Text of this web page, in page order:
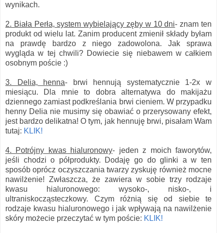
wynikach.
2. Biała Perła, system wybielający zęby w 10 dni- znam ten
produkt od wielu lat. Zanim producent zmienił składy byłam
na prawdę bardzo z niego zadowolona. Jak sprawa
wygląda w tej chwili? Dowiecie się niebawem w całkiem
osobnym poście :)
3. Delia, henna- brwi hennują systematycznie 1-2x w
miesiącu. Dla mnie to dobra alternatywa do makijażu
dziennego zamiast podkreślania brwi cieniem. W przypadku
henny Delia nie musimy się obawiać o przerysowany efekt,
jest bardzo delikatna! O tym, jak hennuję brwi, pisałam Wam
tutaj: KLIK!
4. Potrójny kwas hialuronowy- jeden z moich faworytów,
jeśli chodzi o półprodukty. Dodaję go do glinki a w ten
sposób oprócz oczyszczania twarzy zyskuję również mocne
nawilżenie! Zwłaszcza, że zawiera w sobie trzy rodzaje
kwasu hialuronowego: wysoko-, nisko-, i
ultraniskocząsteczkowy. Czym różnią się od siebie te
rodzaje kwasu hialuronowego i jak wpływają na nawilżenie
skóry możecie przeczytać w tym poście: KLIK!